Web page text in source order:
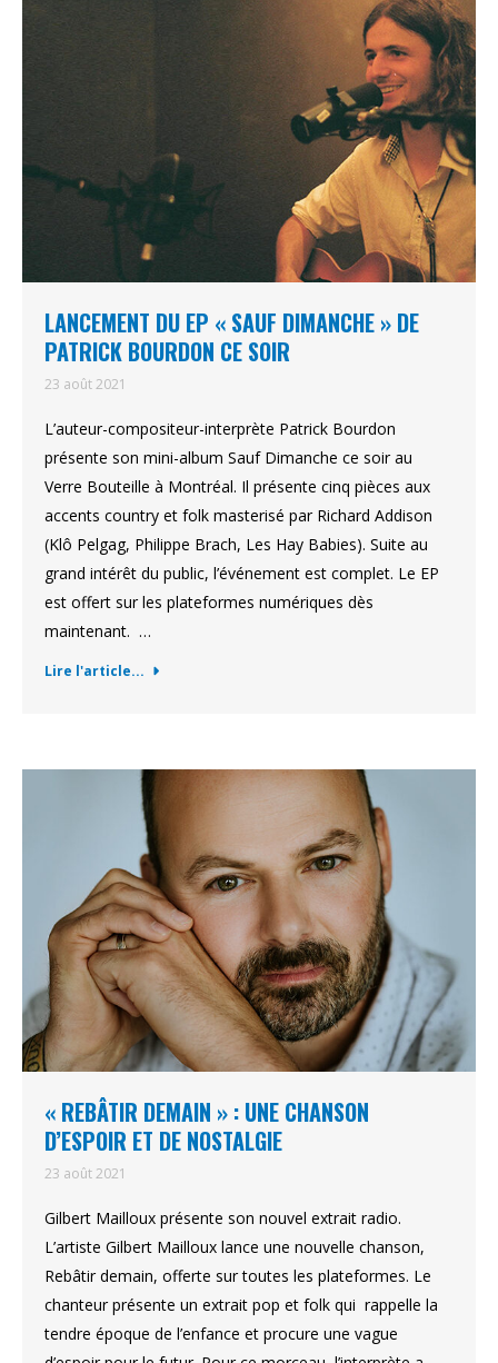
LANCEMENT DU EP « SAUF DIMANCHE » DE
PATRICK BOURDON CE SOIR
23 août 2021
L’auteur-compositeur-interprète Patrick Bourdon
présente son mini-album Sauf Dimanche ce soir au
Verre Bouteille à Montréal. Il présente cinq pièces aux
accents country et folk masterisé par Richard Addison
(Klô Pelgag, Philippe Brach, Les Hay Babies). Suite au
grand intérêt du public, l’événement est complet. Le EP
est offert sur les plateformes numériques dès
maintenant. …
Lire l'article...
« REBÂTIR DEMAIN » : UNE CHANSON
D’ESPOIR ET DE NOSTALGIE
23 août 2021
Gilbert Mailloux présente son nouvel extrait radio.
L’artiste Gilbert Mailloux lance une nouvelle chanson,
Rebâtir demain, offerte sur toutes les plateformes. Le
chanteur présente un extrait pop et folk qui rappelle la
tendre époque de l’enfance et procure une vague